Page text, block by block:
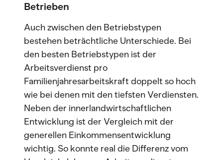
Betrieben
Auch zwischen den Betriebstypen
bestehen beträchtliche Unterschiede. Bei
den besten Betriebstypen ist der
Arbeitsverdienst pro
Familienjahresarbeitskraft doppelt so hoch
wie bei denen mit den tiefsten Verdiensten.
Neben der innerlandwirtschaftlichen
Entwicklung ist der Vergleich mit der
generellen Einkommensentwicklung
wichtig. So konnte real die Differenz vom